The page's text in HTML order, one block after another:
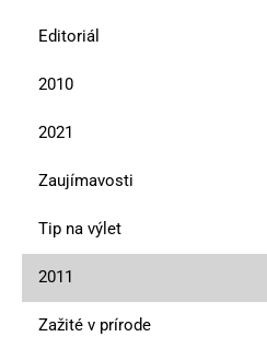
Editoriál
2010
2021
Zaujímavosti
Tip na výlet
2011
Zažité v prírode